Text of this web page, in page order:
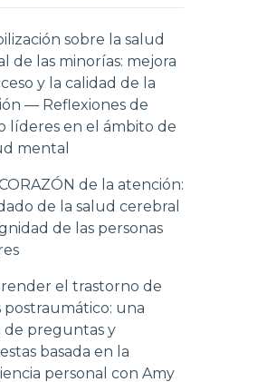
sobre la salud
de las minorías: mejora
y la calidad de la
— Reflexiones de
líderes en el ámbito de
mental
de la atención:
de la salud cerebral
de las personas
el trastorno de
postraumático: una
de preguntas y
basada en la
personal con Amy